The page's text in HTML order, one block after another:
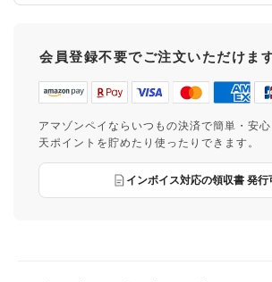
県
会員登録不要でご注文いただけま
アマゾンペイならいつもの決済で簡単・安
天ポイントを貯めたり使ったりできます。
インボイス対応の領収書 発行